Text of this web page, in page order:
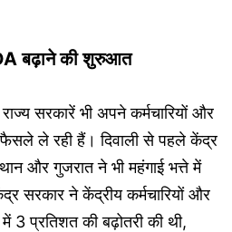
बढ़ाने की शुरुआत
सरकारें भी अपने कर्मचारियों और
ले रही हैं। दिवाली से पहले केंद्र
और गुजरात ने भी महंगाई भत्ते में
सरकार ने केंद्रीय कर्मचारियों और
प्रतिशत की बढ़ोतरी की थी,